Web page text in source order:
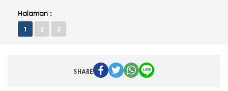
Halaman :
1 2 3
SHARE